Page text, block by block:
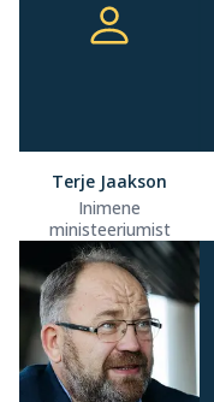
Terje Jaakson
Inimene
ministeeriumist